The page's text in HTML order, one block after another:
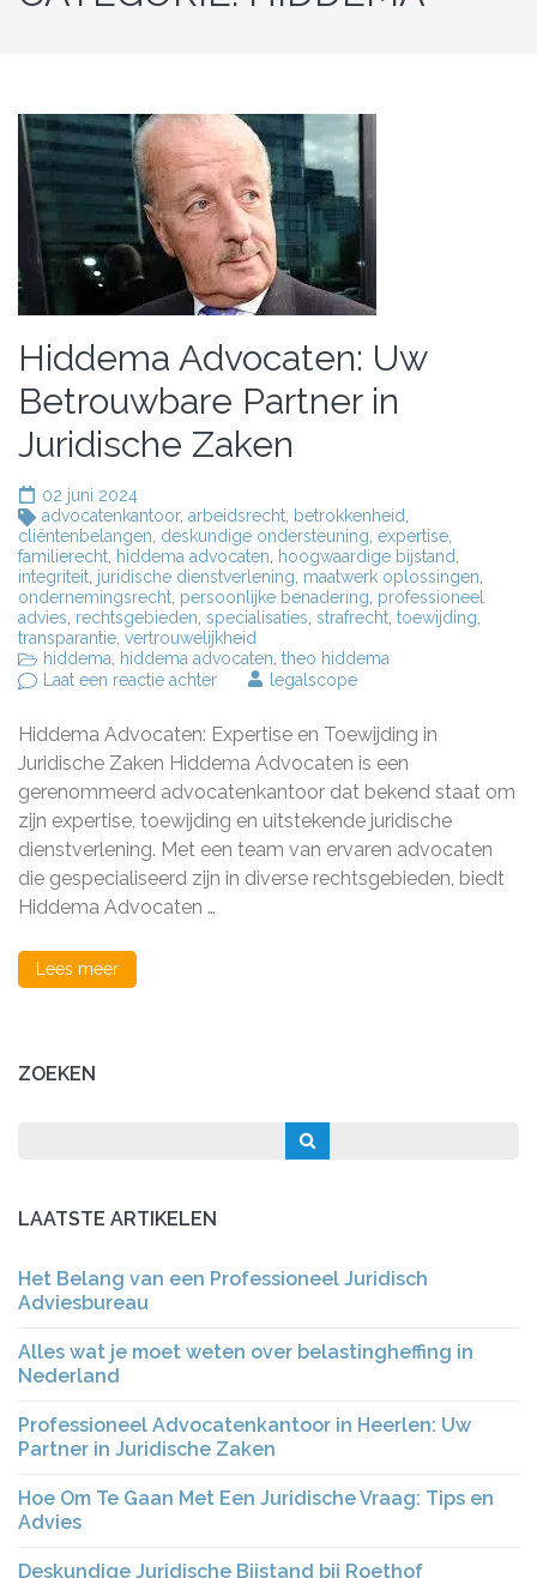
Hiddema Advocaten: Uw
Betrouwbare Partner in
Juridische Zaken
02 juni 2024
advocatenkantoor, arbeidsrecht betrokkenheid
cliëntenbelangen deskundige ondersteuning expertise
familierecht hiddema advocaten hoogwaardige bijstand
integriteit juridische dienstverlening maatwerk oplossingen
ondernemingsrecht persoonlijke benadering professioneel
advies rechtsgebieden specialisaties strafrecht toewijding
transparantie vertrouwelijkheid
hiddema
hiddema advocaten theo hiddema
Laat een reactie achterop
Uw
Betrouwbare
Partner
in
Juridische
Zaken
legalscope
Hiddema Advocaten: Expertise en Toewijding in
Juridische Zaken Hiddema Advocaten is een
gerenommeerd advocatenkantoor dat bekend staat om
zijn expertise, toewijding en uitstekende juridische
dienstverlening. Met een team van ervaren advocaten
die gespecialiseerd zijn in diverse rechtsgebieden, biedt
Hiddema Advocaten …
Lees meer
ZOEKEN
LAATSTE ARTIKELEN
Het Belang van een Professioneel Juridisch
Adviesbureau
Alles wat je moet weten over belastingheffing in
Nederland
Professioneel Advocatenkantoor in Heerlen: Uw
Partner in Juridische Zaken
Hoe Om Te Gaan Met Een Juridische Vraag: Tips en
Advies
Deskundige Juridische Bijstand bij Roethof